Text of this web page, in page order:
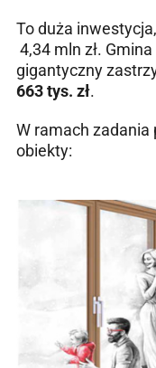
To duża
4,34 mln zł.
gigantyczny
663 tys. zł.
W ramach
obiekty: